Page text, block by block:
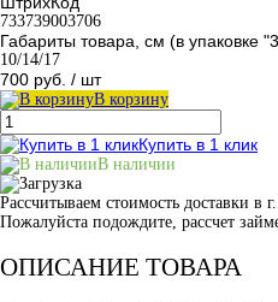
733739003706
Габариты товара, см (в упаковке
10/14/17
700 руб. / шт
В корзину
Купить в 1 клик
В наличии
Рассчитываем стоимость доставки в г.
Пожалуйста подождите, рассчет
ОПИСАНИЕ ТОВАРА